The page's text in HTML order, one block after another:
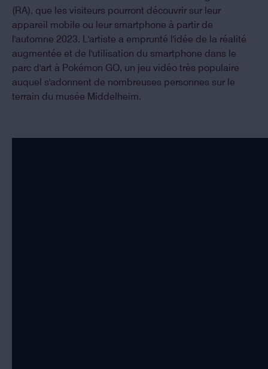
(RA), que les visiteurs pourront découvrir sur leur
appareil mobile ou leur smartphone à partir de
l'automne 2023. L'artiste a emprunté l'idée de la réalité
augmentée et de l'utilisation du smartphone dans le
parc d'art à Pokémon GO, un jeu vidéo très populaire
auquel s'adonnent de nombreuses personnes sur le
terrain du musée Middelheim.